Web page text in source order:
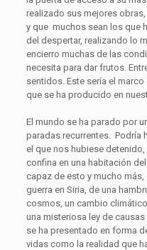
realizado sus mejores
y que muchos sean los que
del despertar, realizando lo
encierro muchas de las
necesita para dar frutos.
sentidos. Este sería el
que se ha producido en
El mundo se ha parado por
paradas recurrentes. Podría
el que nos hubiese
confina en una habitación
capaz de esto y mucho más,
guerra en Siria, de una
cosmos, un cambio
una misteriosa ley de
se ha presentado en forma
vidas como la realidad que